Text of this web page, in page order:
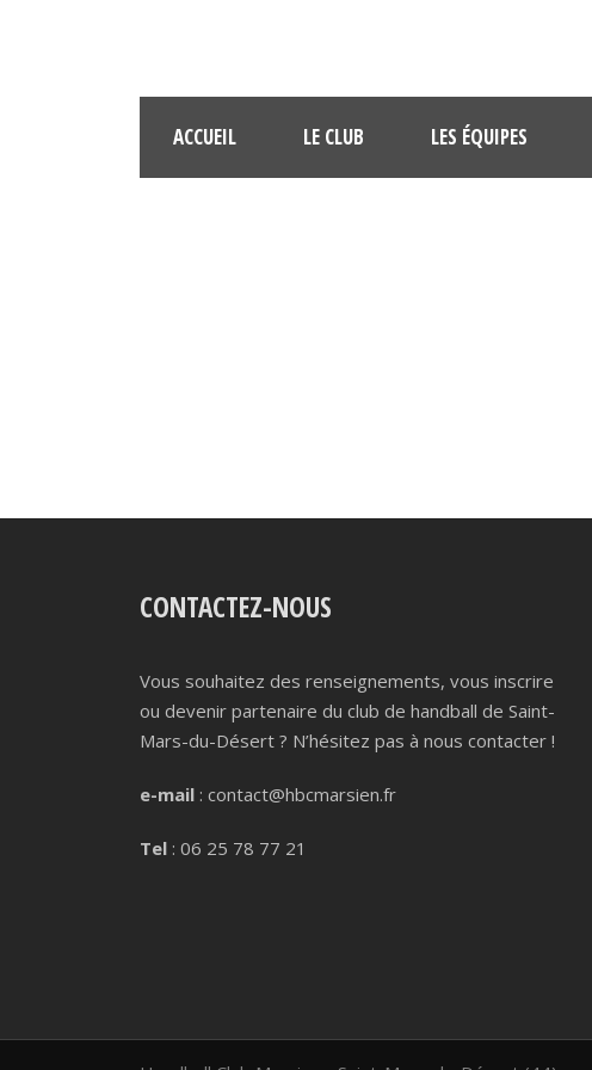
ACCUEIL LE CLUB LES ÉQUIPES
CONTACTEZ-NOUS
Vous souhaitez des renseignements, vous inscrire
ou devenir partenaire du club de handball de Saint-
Mars-du-Désert ? N’hésitez pas à nous contacter !
e-mail : contact@hbcmarsien.fr
Tel : 06 25 78 77 21